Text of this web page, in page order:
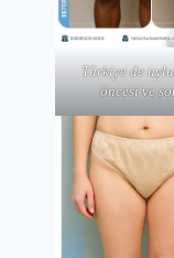
Türkiye de
öncesi ve